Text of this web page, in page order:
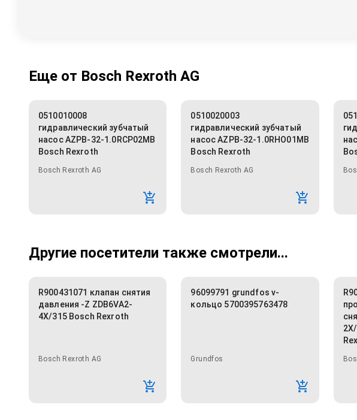
Еще от Bosch Rexroth AG
0510010008
гидравлический зубчатый
насос AZPB-32-1.0RCP02MB
Bosch Rexroth
Bosch Rexroth AG
0510020003
гидравлический зубчатый
насос AZPB-32-1.0RHO01MB
Bosch Rexroth
Bosch Rexroth AG
Другие посетители также смотрели...
R900431071 клапан снятия
давления -Z ZDB6VA2-
4X/315 Bosch Rexroth
Bosch Rexroth AG
96099791 grundfos v-
кольцо 5700395763478
Grundfos